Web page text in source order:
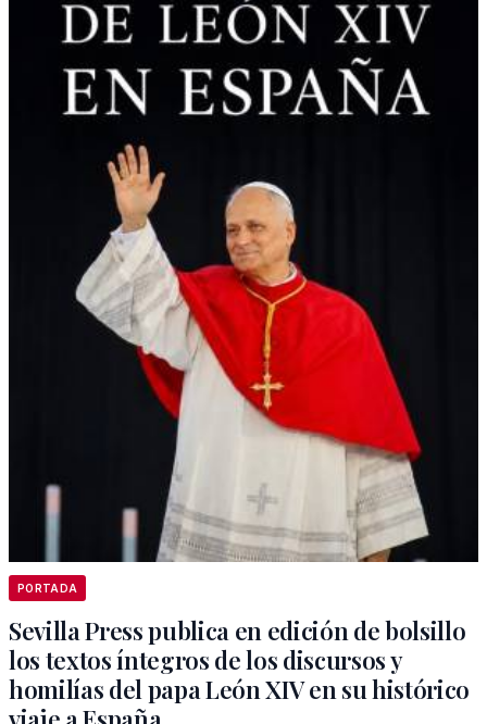
PORTADA
Sevilla Press publica en edición de bolsillo
los textos íntegros de los discursos y
homilías del papa León XIV en su histórico